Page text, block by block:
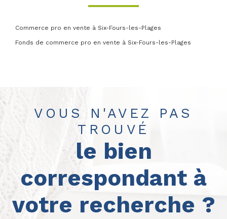
Commerce pro en vente à Six-Fours-les-Plages
Fonds de commerce pro en vente à Six-Fours-les-Plages
VOUS N'AVEZ PAS
TROUVÉ
le bien
correspondant à
votre recherche ?